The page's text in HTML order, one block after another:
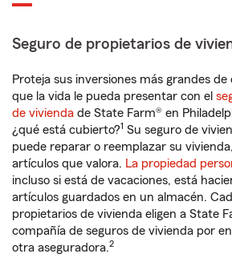
Seguro de propietarios de
Proteja sus inversiones más grandes
que la vida le pueda presentar con el
de vivienda de State Farm® en
¿qué está cubierto?1 Su seguro de
puede reparar o reemplazar su
artículos que valora. La propiedad
incluso si está de vacaciones, está
artículos guardados en un almacén.
propietarios de vivienda eligen a State
compañía de seguros de vivienda por
otra aseguradora.2